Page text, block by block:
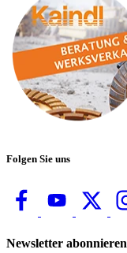
Folgen Sie uns
Newsletter abonnieren